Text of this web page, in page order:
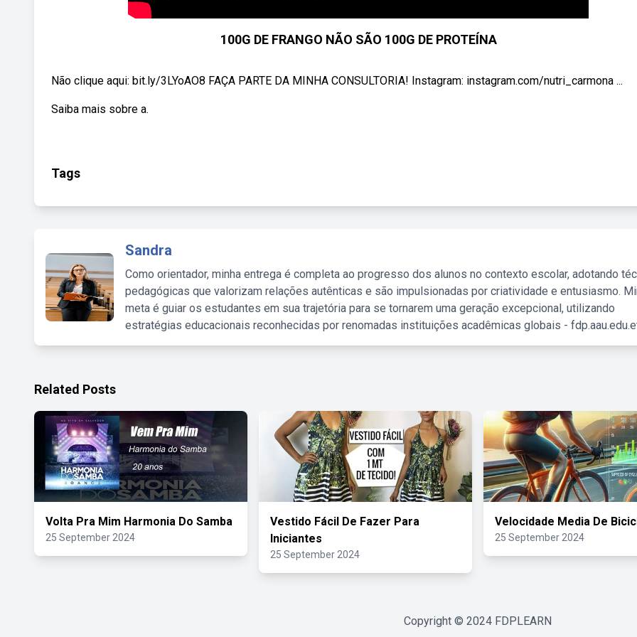
100G DE FRANGO NÃO SÃO 100G DE PROTEÍNA
Não clique aqui: bit.ly/3LYoAO8 FAÇA PARTE DA MINHA CONSULTORIA! Instagram: instagram.com/nutri_carmona ...
Saiba mais sobre a.
Tags
Sandra
Como orientador, minha entrega é completa ao progresso dos alunos no contexto escolar, adotando
pedagógicas que valorizam relações autênticas e são impulsionadas por criatividade e entusiasmo.
meta é guiar os estudantes em sua trajetória para se tornarem uma geração excepcional, utilizando
estratégias educacionais reconhecidas por renomadas instituições acadêmicas globais -
Related Posts
Volta Pra Mim Harmonia Do Samba
25 September 2024
Vestido Fácil De Fazer Para
Iniciantes
25 September 2024
Velocidade Media De
25 September 2024
Copyright © 2024 FDPLEARN